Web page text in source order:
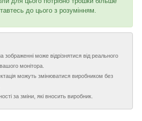
до цього з розумінням.
зображенні може відрізнятися від реального
монітора.
можуть змінюватися виробником без
за зміни, які вносить виробник.